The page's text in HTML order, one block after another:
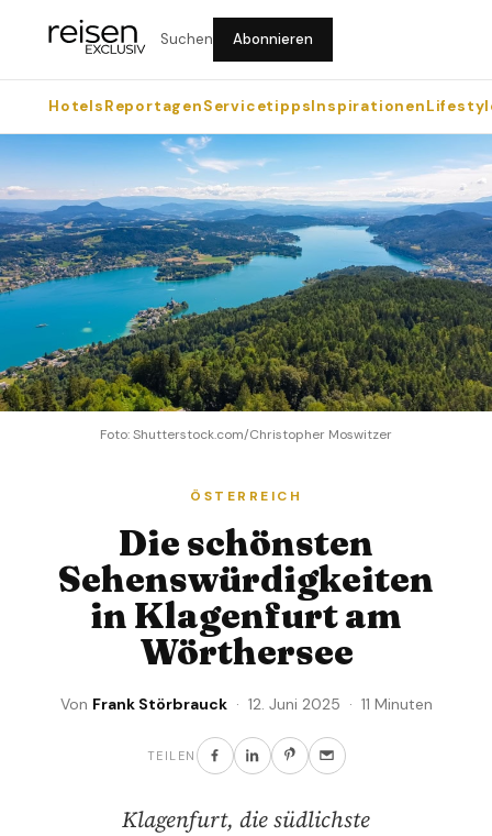
Suchen Abonnieren
HotelsReportagenServicetippsInspirationen
Foto: Shutterstock.com/Christopher Moswitzer
ÖSTERREICH
Die schönsten
Sehenswürdigkeiten
in Klagenfurt am
Wörthersee
Von Frank Störbrauck· 12. Juni 2025 · 11 Minuten
TEILEN
Klagenfurt, die südlichste